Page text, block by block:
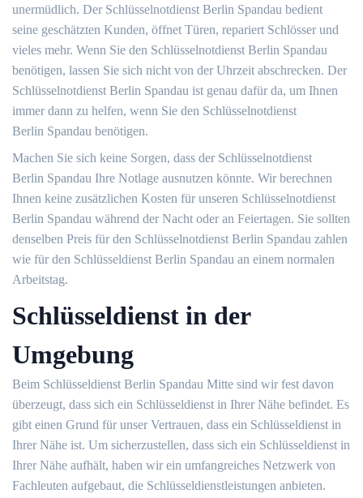
unermüdlich. Der Schlüsselnotdienst Berlin Spandau bedient
seine geschätzten Kunden, öffnet Türen, repariert Schlösser und
vieles mehr. Wenn Sie den Schlüsselnotdienst Berlin Spandau
benötigen, lassen Sie sich nicht von der Uhrzeit abschrecken. Der
Schlüsselnotdienst Berlin Spandau ist genau dafür da, um Ihnen
immer dann zu helfen, wenn Sie den Schlüsselnotdienst
Berlin Spandau benötigen.
Machen Sie sich keine Sorgen, dass der Schlüsselnotdienst
Berlin Spandau Ihre Notlage ausnutzen könnte. Wir berechnen
Ihnen keine zusätzlichen Kosten für unseren Schlüsselnotdienst
Berlin Spandau während der Nacht oder an Feiertagen. Sie sollten
denselben Preis für den Schlüsselnotdienst Berlin Spandau zahlen
wie für den Schlüsseldienst Berlin Spandau an einem normalen
Arbeitstag.
Schlüsseldienst in der
Umgebung
Beim Schlüsseldienst Berlin Spandau Mitte sind wir fest davon
überzeugt, dass sich ein Schlüsseldienst in Ihrer Nähe befindet. Es
gibt einen Grund für unser Vertrauen, dass ein Schlüsseldienst in
Ihrer Nähe ist. Um sicherzustellen, dass sich ein Schlüsseldienst in
Ihrer Nähe aufhält, haben wir ein umfangreiches Netzwerk von
Fachleuten aufgebaut, die Schlüsseldienstleistungen anbieten.